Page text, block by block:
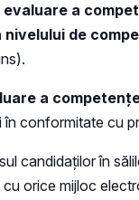
a
de
a
conformitate cu
candidaţilor în
orice mijloc